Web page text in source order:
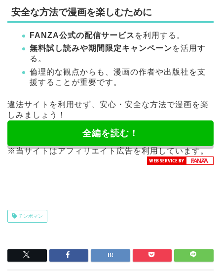
安全な方法で漫画を楽しむために
FANZA公式の配信サービス を利用する。
無料試し読みや期間限定キャンペーンを活用す
る。
倫理的な観点からも、漫画の作者や出版社を支
援することが重要です。
違法サイトを利用せず、安心・安全な方法で漫画を楽
しみましょう！
全編を読む！
※当サイトはアフィリエイト広告を利用しています。
チンポマン